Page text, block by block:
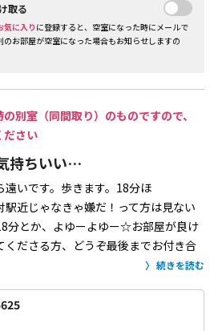
取る
に入り に登録すると、空室になった時にメールで
のお部屋が空室になった場合もお知らせしますの
別室（同間取り）のものですので、
ださい
持ちいい…
遠いです。歩きます。18分ほ
駅近じゃなきゃ嫌だ！って方は見ない
分とか、よゆーよゆー☆お部屋が良け
くださる方、どうぞ最後までお付き合
お時間を無駄にはしないはず。。間接
ています。
続きを読む